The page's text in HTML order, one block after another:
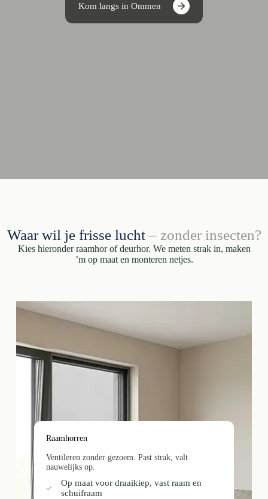
Kom langs in Ommen
Waar wil je frisse lucht – zonder insecten?
Kies hieronder raamhor of deurhor. We meten strak in, maken
’m op maat en monteren netjes.
Raamhorren
Ventileren zonder gezoem. Past strak, valt
nauwelijks op.
Op maat voor draaikiep, vast raam en
schuifraam